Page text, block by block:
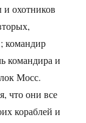
и охотников
командир
командира и
Мосс.
что они все
кораблей и